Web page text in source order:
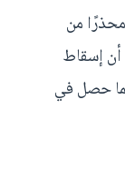
محذرًا من
أن إسقاط
حصل في